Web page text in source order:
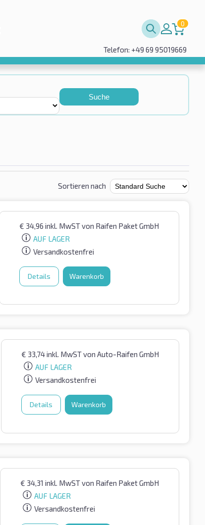
0
Telefon: +49 69 95019669
Suche
Sortieren nach
€ 34,96 inkl. MwSTvon Raifen Paket GmbH
AUF LAGER
Versandkostenfrei
Details Warenkorb
€ 33,74inkl. MwSTvon Auto-Raifen GmbH
AUF LAGER
Versandkostenfrei
Details Warenkorb
€ 34,31 inkl. MwSTvon Raifen Paket GmbH
AUF LAGER
Versandkostenfrei